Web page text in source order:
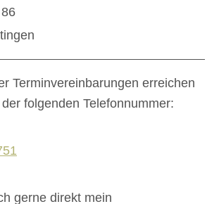
Terminvereinbarungen erreichen
folgenden Telefonnummer:
gerne direkt mein